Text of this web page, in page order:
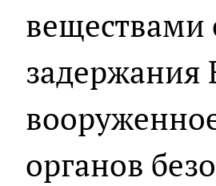
веществами
задержания
органов